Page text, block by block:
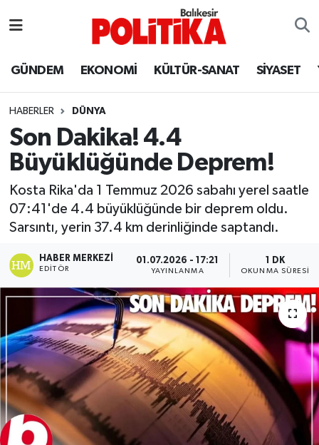
GÜNDEM EKONOMİ KÜLTÜR-SANAT SİYASET
HABERLER DÜNYA
Son Dakika! 4.4
Büyüklüğünde Deprem!
Kosta Rika'da 1 Temmuz 2026 sabahı yerel saatle
07:41'de 4.4 büyüklüğünde bir deprem oldu.
Sarsıntı, yerin 37.4 km derinliğinde saptandı.
HABER MERKEZI
EDITÖR
01.07.2026 - 17:21
YAYINLANMA
1 DK
OKUNMA SÜRESI
Ayvalık
Balya
Bandırma
BİYOGRAFİLER
Burhaniye
ÇEVRE
DÜNYA
Dursunbey
Edremit
Balıkesir Hava Durumu
Balıkesir Namaz Vakitleri
Balıkesir Trafik Yoğunluk Haritası
Tüm Manşetler
Son Dakika Haberleri
Haber Arşivi